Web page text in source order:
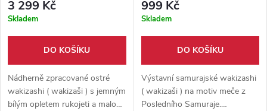
3 299 Kč
Skladem
DO KOŠÍKU
Nádherně zpracované ostré
wakizashi ( wakizaši ) s jemným
bílým opletem rukojeti a malou
999 Kč
Skladem
DO KOŠÍKU
Výstavní samurajské wakizashi
( wakizaši ) na motiv meče z
Posledního Samuraje.